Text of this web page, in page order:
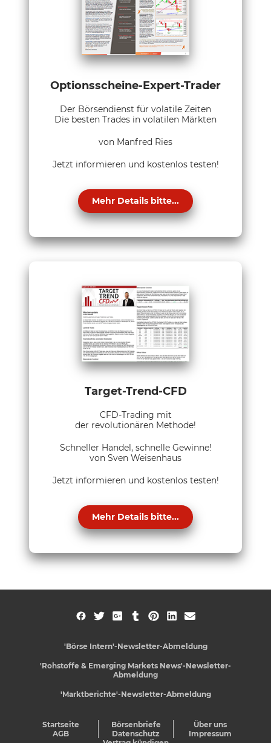
Optionsscheine-Expert-Trader
Der Börsendienst für volatile Zeiten
Die besten Trades in volatilen Märkten
von Manfred Ries
Jetzt informieren und kostenlos testen!
Mehr Details bitte...
Target-Trend-CFD
CFD-Trading mit
der revolutionären Methode!
Schneller Handel, schnelle Gewinne!
von Sven Weisenhaus
Jetzt informieren und kostenlos testen!
Mehr Details bitte...
'Börse Intern'-Newsletter-Abmeldung
'Rohstoffe & Emerging Markets News'-Newsletter-
Abmeldung
'Marktberichte'-Newsletter-Abmeldung
Startseite Börsenbriefe
Über uns
AGB
Datenschutz
Impressum